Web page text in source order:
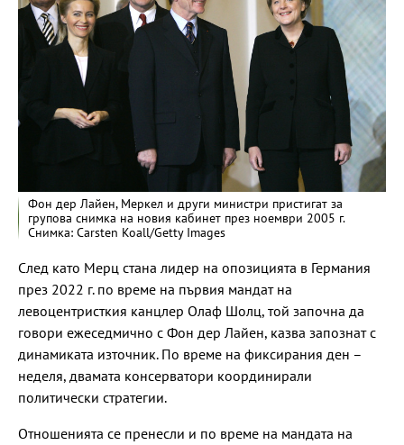
Фон дер Лайен, Меркел и други министри пристигат за
групова снимка на новия кабинет през ноември 2005 г.
Снимка: Carsten Koall/Getty Images
След като Мерц стана лидер на опозицията в Германия
през 2022 г. по време на първия мандат на
левоцентристкия канцлер Олаф Шолц, той започна да
говори ежеседмично с Фон дер Лайен, казва запознат с
динамиката източник. По време на фиксирания ден –
неделя, двамата консерватори координирали
политически стратегии.
Отношенията се пренесли и по време на мандата на